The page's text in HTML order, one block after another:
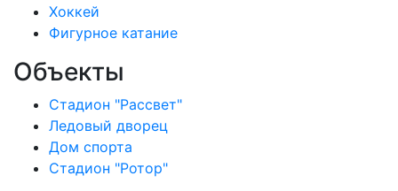
Хоккей
Фигурное катание
Объекты
Стадион "Рассвет"
Ледовый дворец
Дом спорта
Стадион "Ротор"